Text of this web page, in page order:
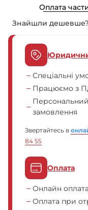
Оплата
Знайшли дешевше?
Спеціальні
Працюємо з
замовлення
Звертайтесь в
84 55
Оплата
Онлайн оплата
Оплата при